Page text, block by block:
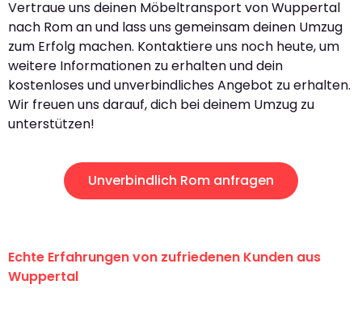
Vertraue uns deinen Möbeltransport von Wuppertal
nach Rom an und lass uns gemeinsam deinen Umzug
zum Erfolg machen. Kontaktiere uns noch heute, um
weitere Informationen zu erhalten und dein
kostenloses und unverbindliches Angebot zu erhalten.
Wir freuen uns darauf, dich bei deinem Umzug zu
unterstützen!
Unverbindlich Rom anfragen
Echte Erfahrungen von zufriedenen Kunden aus
Wuppertal